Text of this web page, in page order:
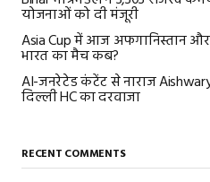
योजनाओं को दी मंजूरी
Asia Cup में आज अफगानिस्तान और
भारत का मैच कब?
AI-जनरेटेड कंटेंट से नाराज
दिल्ली HC का दरवाजा
RECENT COMMENTS